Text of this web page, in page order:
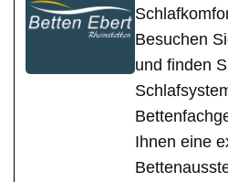
Besuchen
und finden
Ihnen eine